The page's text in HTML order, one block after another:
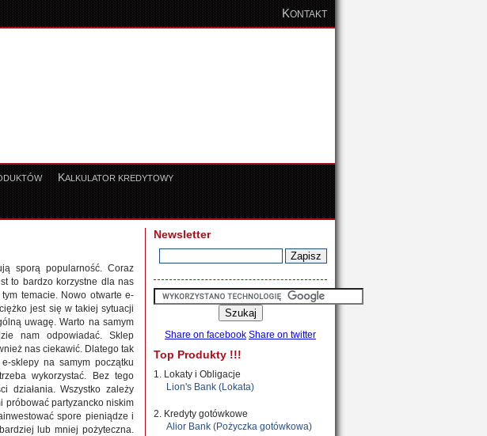
KONTAKT
KALKULATOR KREDYTOWY
sporą popularność. Coraz
to bardzo korzystne dla nas
temacie. Nowo otwarte e-
jest się w takiej sytuacji
uwagę. Warto na samym
nam odpowiadać. Sklep
nas ciekawić. Dlatego tak
sklepy na samym początku
wykorzystać. Bez tego
działania. Wszystko zależy
próbować partyzancko niskim
spore pieniądze i
lub mniej pożyteczna.
Newsletter
Share on facebook Share on twitter
Top Produkty !!!
1. Lokaty i Obligacje
Lion's Bank (Lokata)
2. Kredyty gotówkowe
Alior Bank (Pożyczka gotówkowa)